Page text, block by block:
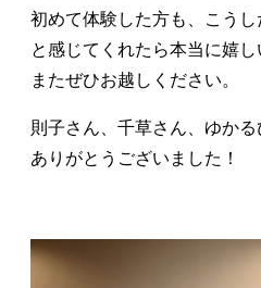
初めて体験した方も、こう
と感じてくれたら本当に嬉し
またぜひお越しください。
則子さん、千草さん、ゆかる
ありがとうございました！